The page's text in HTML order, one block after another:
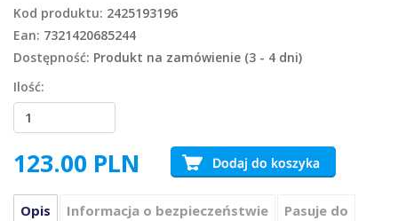
Kod produktu: 2425193196
Ean: 7321420685244
Dostępność: Produkt na zamówienie (3 - 4 dni)
Ilość:
123.00 PLN
Opis Informacja o bezpieczeństwie
Pasuje do